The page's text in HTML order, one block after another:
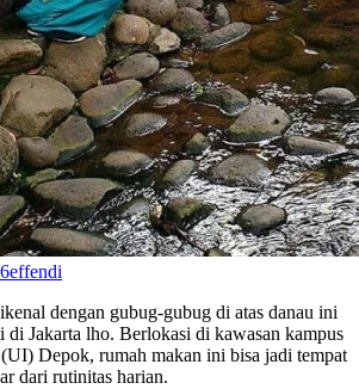
dengan gubug-gubug di atas danau ini
Jakarta lho. Berlokasi di kawasan kampus
Depok, rumah makan ini bisa jadi tempat
dari rutinitas harian.